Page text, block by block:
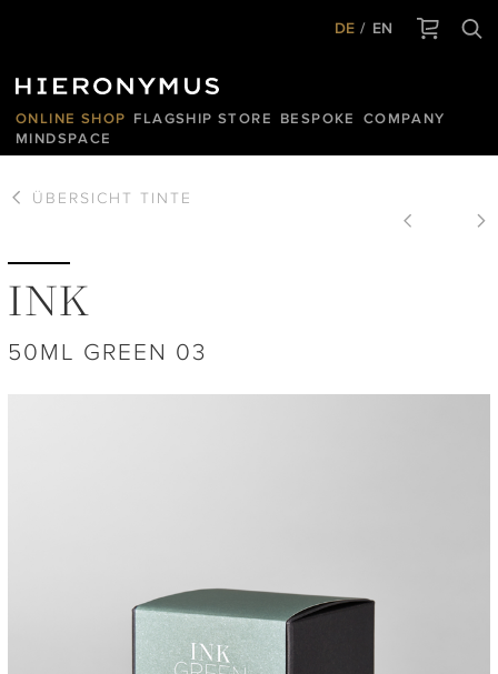
DE EN
ONLINE SHOP FLAGSHIP STORE BESPOKE
COMPANY
MINDSPACE
ÜBERSICHT TINTE
INK
50ML GREEN 03